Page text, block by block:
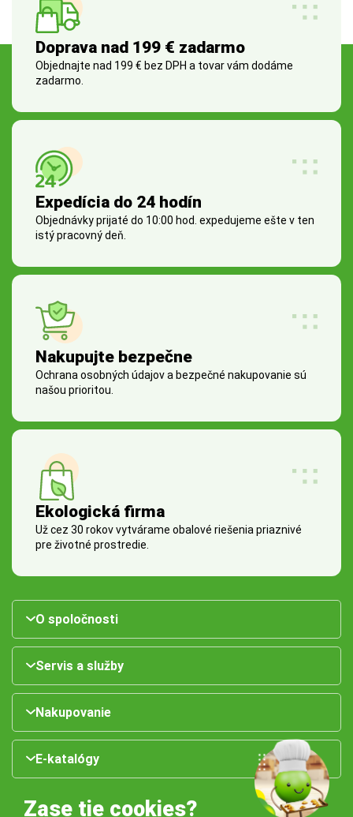
Doprava nad 199 € zadarmo
Objednajte nad 199 € bez DPH a tovar vám dodáme
zadarmo.
Expedícia do 24 hodín
Objednávky prijaté do 10:00 hod. expedujeme ešte v ten
istý pracovný deň.
Nakupujte bezpečne
Ochrana osobných údajov a bezpečné nakupovanie sú
našou prioritou.
Ekologická firma
Už cez 30 rokov vytvárame obalové riešenia priaznivé
pre životné prostredie.
O spoločnosti
Servis a služby
Nakupovanie
E-katalógy
Zase tie cookies?